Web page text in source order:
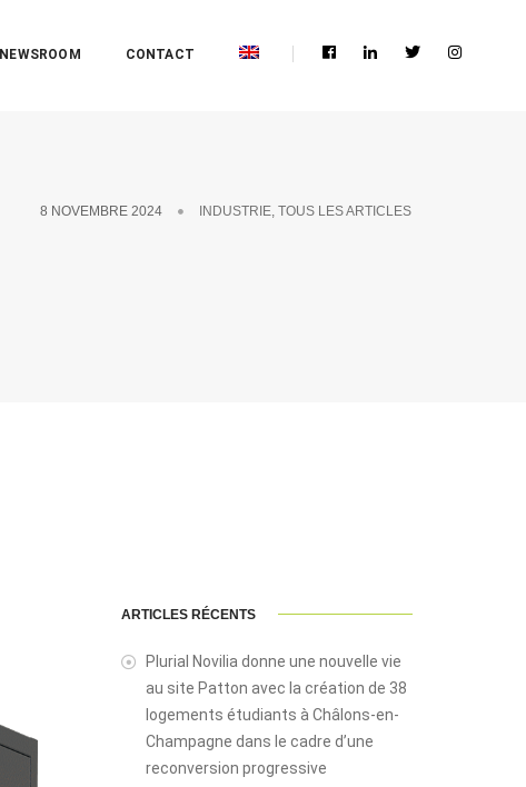
NEWSROOM CONTACT
8 NOVEMBRE 2024 INDUSTRIE, TOUS LES ARTICLES
ARTICLES RÉCENTS
Plurial Novilia donne une nouvelle vie
au site Patton avec la création de 38
logements étudiants à Châlons-en-
Champagne dans le cadre d’une
reconversion progressive